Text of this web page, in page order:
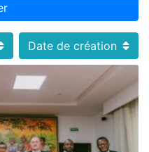
Date de création